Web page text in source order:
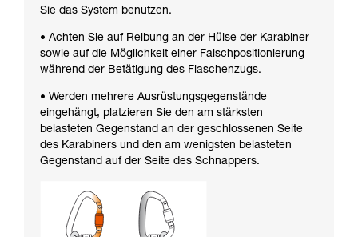
Sie das System benutzen.
• Achten Sie auf Reibung an der Hülse der Karabiner
sowie auf die Möglichkeit einer Falschpositionierung
während der Betätigung des Flaschenzugs.
• Werden mehrere Ausrüstungsgegenstände
eingehängt, platzieren Sie den am stärksten
belasteten Gegenstand an der geschlossenen Seite
des Karabiners und den am wenigsten belasteten
Gegenstand auf der Seite des Schnappers.